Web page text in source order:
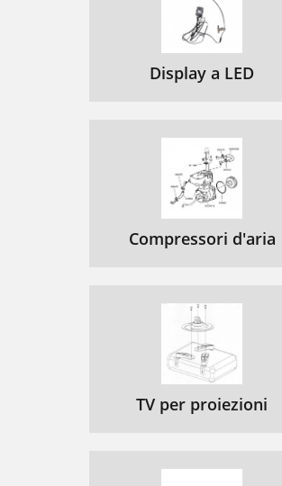
Display a LED
Compressori d'aria
TV per proiezioni